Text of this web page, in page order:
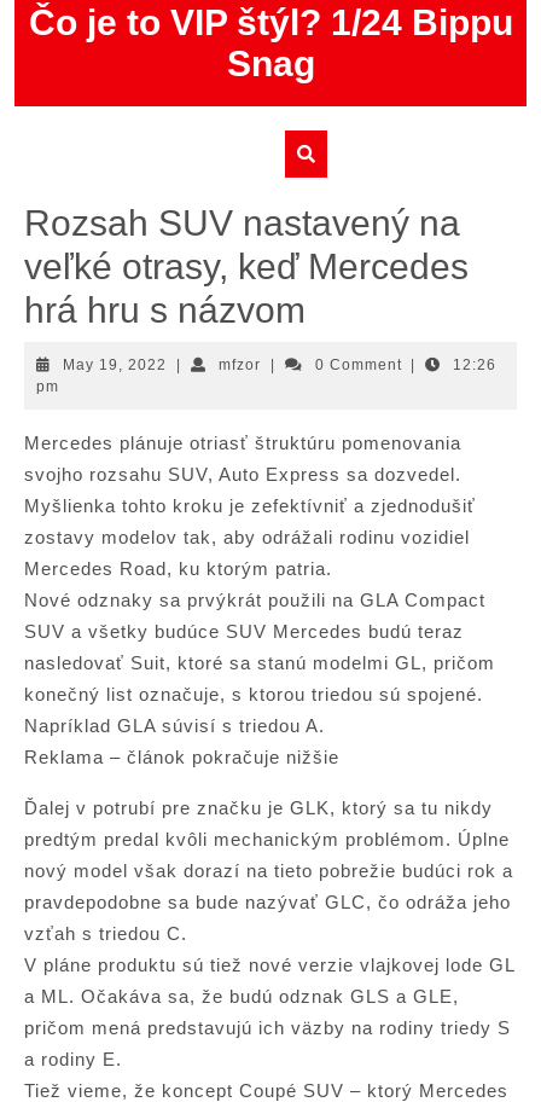
SkipČo je to VIP štýl? 1/24 Bippu
Snag
Rozsah SUV nastavený na
veľké otrasy, keď Mercedes
hrá hru s názvom
May 19, 2022 May
mfzormfzor 0 Comment
12:26
pm
Mercedes plánuje otriasť štruktúru pomenovania
svojho rozsahu SUV, Auto Express sa dozvedel.
Myšlienka tohto kroku je zefektívniť a zjednodušiť
zostavy modelov tak, aby odrážali rodinu vozidiel
Mercedes Road, ku ktorým patria.
Nové odznaky sa prvýkrát použili na GLA Compact
SUV a všetky budúce SUV Mercedes budú teraz
nasledovať Suit, ktoré sa stanú modelmi GL, pričom
konečný list označuje, s ktorou triedou sú spojené.
Napríklad GLA súvisí s triedou A.
Reklama – článok pokračuje nižšie
Ďalej v potrubí pre značku je GLK, ktorý sa tu nikdy
predtým predal kvôli mechanickým problémom. Úplne
nový model však dorazí na tieto pobrežie budúci rok a
pravdepodobne sa bude nazývať GLC, čo odráža jeho
vzťah s triedou C.
V pláne produktu sú tiež nové verzie vlajkovej lode GL
a ML. Očakáva sa, že budú odznak GLS a GLE,
pričom mená predstavujú ich väzby na rodiny triedy S
a rodiny E.
Tiež vieme, že koncept Coupé SUV – ktorý Mercedes